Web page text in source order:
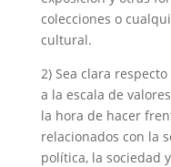
colecciones o
cultural.
2) Sea clara
a la escala de
la hora de hacer
relacionados con la
política, la sociedad